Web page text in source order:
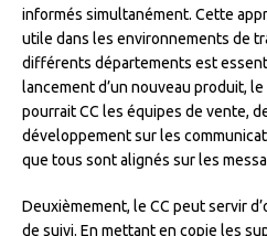
informés simultanément. Cette
utile dans les environnements de
différents départements est
lancement d’un nouveau produit, le
pourrait CC les équipes de vente,
développement sur les
que tous sont alignés sur les
Deuxièmement, le CC peut servir
de suivi. En mettant en copie les